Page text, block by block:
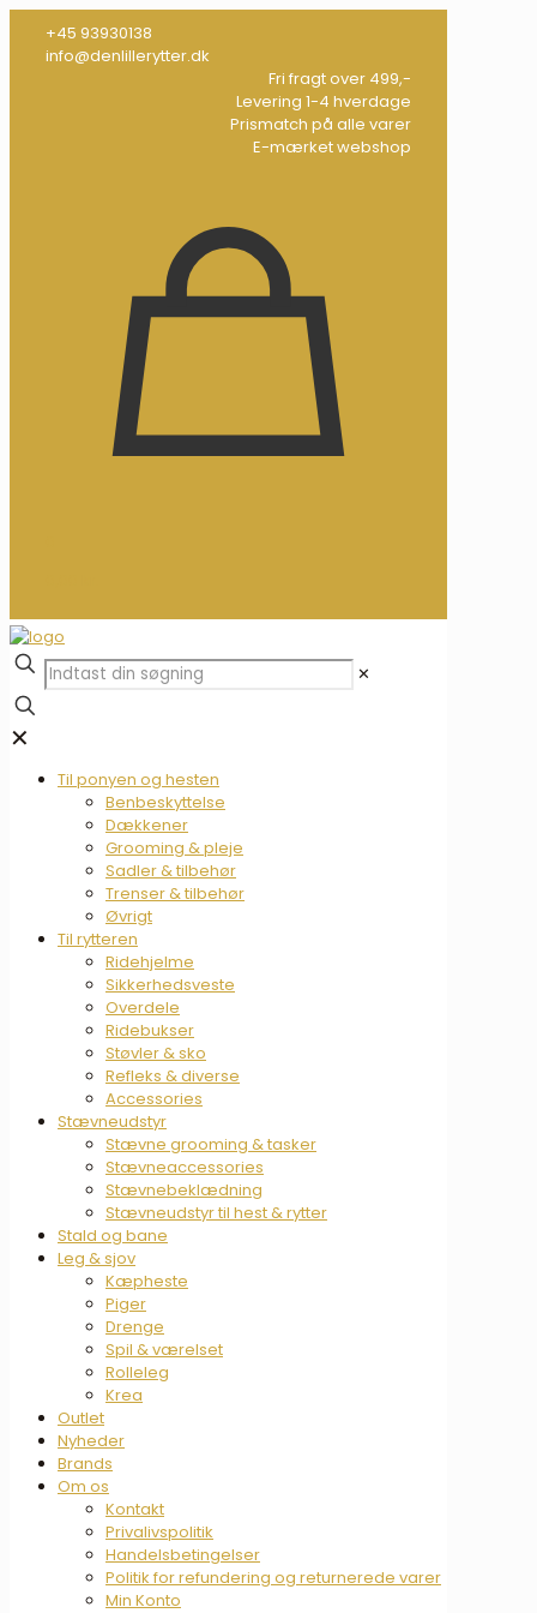
+45 93930138
info@denlillerytter.dk
Fri fragt over 499,-
Levering 1-4 hverdage
Prismatch på alle varer
E-mærket webshop
✕
✕
Til ponyen og hesten
Benbeskyttelse
Dækkener
Grooming & pleje
Sadler & tilbehør
Trenser & tilbehør
Øvrigt
Til rytteren
Ridehjelme
Sikkerhedsveste
Overdele
Ridebukser
Støvler & sko
Refleks & diverse
Accessories
Stævneudstyr
Stævne grooming & tasker
Stævneaccessories
Stævnebeklædning
Stævneudstyr til hest & rytter
Stald og bane
Leg & sjov
Kæpheste
Piger
Drenge
Spil & værelset
Rolleleg
Krea
Outlet
Nyheder
Brands
Om os
Kontakt
Privalivspolitik
Handelsbetingelser
Politik for refundering og returnerede varer
Min Konto